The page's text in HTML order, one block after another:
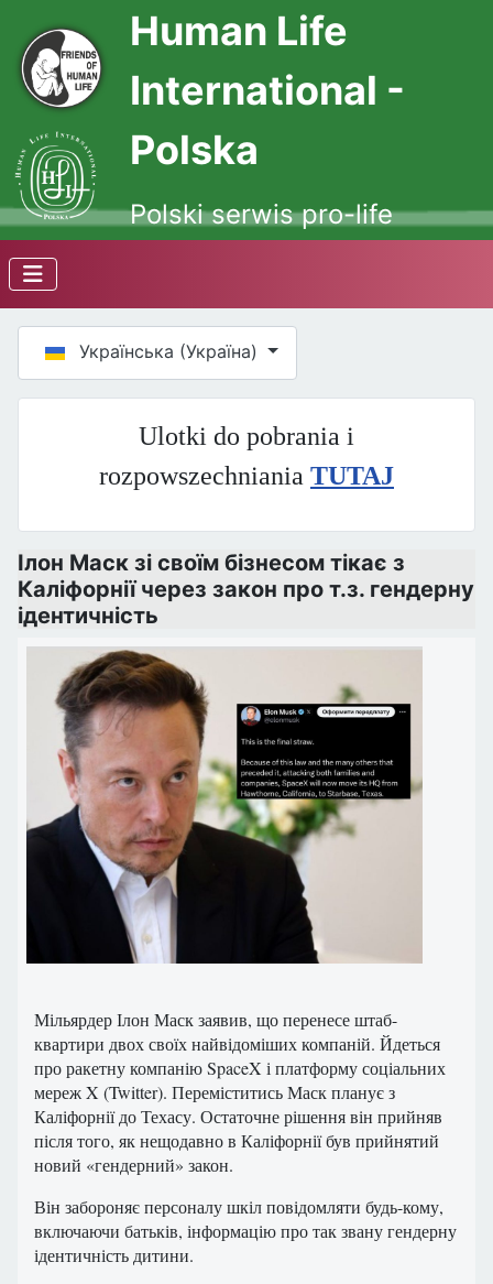
Human Life
International -
Polska
Polski serwis pro-life
Оберіть свою мову
Українська (Україна)
Ulotki do pobrania i
rozpowszechniania TUTAJ
Ілон Маск зі своїм бізнесом тікає з
Каліфорнії через закон про т.з. гендерну
ідентичність
Мільярдер Ілон Маск заявив, що перенесе штаб-
квартири двох своїх найвідоміших компаній. Йдеться
про ракетну компанію SpaceX і платформу соціальних
мереж X (Twitter). Переміститись Маск планує з
Каліфорнії до Техасу. Остаточне рішення він прийняв
після того, як нещодавно в Каліфорнії був прийнятий
новий «гендерний» закон.
Він забороняє персоналу шкіл повідомляти будь-кому,
включаючи батьків, інформацію про так звану гендерну
ідентичність дитини.